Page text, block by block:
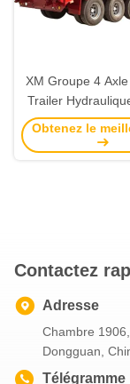
XM Groupe 4
Trailer
frontale
Détachable
Obtenez le
Contactez
Adresse
Chambre
Dongguan,
Télégramme